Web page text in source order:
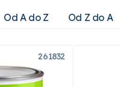
Od A do Z Od Z do A
261832